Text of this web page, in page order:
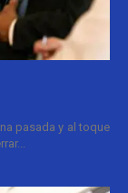
pasada y al toque